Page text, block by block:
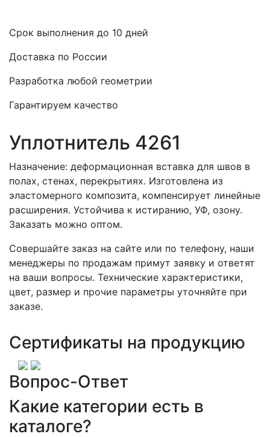
Срок выполнения до 10 дней
Доставка по России
Разработка любой геометрии
Гарантируем качество
Уплотнитель 4261
Назначение: деформационная вставка для швов в
полах, стенах, перекрытиях. Изготовлена из
эластомерного композита, компенсирует линейные
расширения. Устойчива к истиранию, УФ, озону.
Заказать можно оптом.
Совершайте заказ на сайте или по телефону, наши
менеджеры по продажам примут заявку и ответят
на ваши вопросы. Технические характеристики,
цвет, размер и прочие параметры уточняйте при
заказе.
Сертификаты на продукцию
Вопрос-Ответ
Какие категории есть в
каталоге?